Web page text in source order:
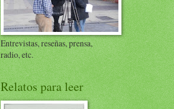
Entrevistas, reseñas, prensa,
radio, etc.
Relatos para leer